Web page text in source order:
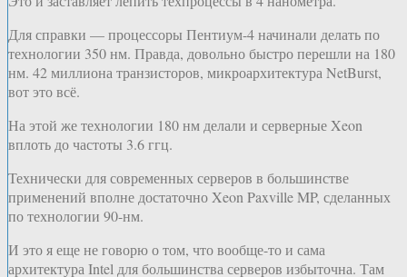
Для справки — процессоры Пентиум-4 начинали делать по
технологии 350 нм. Правда, довольно быстро перешли на 180
нм. 42 миллиона транзисторов, микроархитектура NetBurst,
вот это всё.
На этой же технологии 180 нм делали и серверные Xeon
вплоть до частоты 3.6 ггц.
Технически для современных серверов в большинстве
применений вполне достаточно Xeon Paxville MP, сделанных
по технологии 90-нм.
И это я еще не говорю о том, что вообще-то и сама
архитектура Intel для большинства серверов избыточна. Там